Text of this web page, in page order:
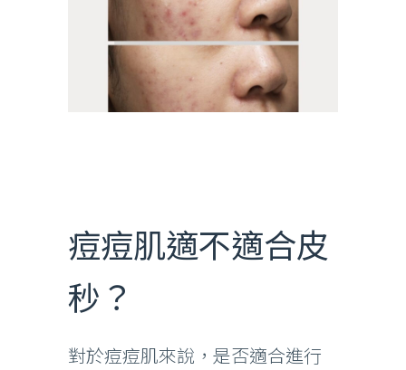
痘痘肌適不適合皮
秒？
對於痘痘肌來說，是否適合進行